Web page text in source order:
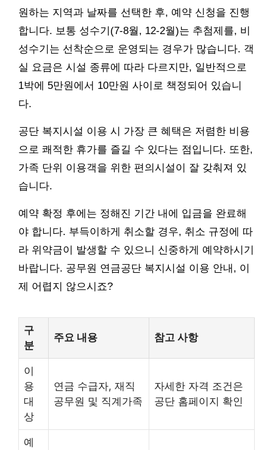
원하는 지역과 날짜를 선택한 후, 예약 신청을 진행
합니다. 보통 성수기(7-8월, 12-2월)는 추첨제를, 비
성수기는 선착순으로 운영되는 경우가 많습니다. 객
실 요금은 시설 종류에 따라 다르지만, 일반적으로
1박에 5만원에서 10만원 사이로 책정되어 있습니
다.
공단 복지시설 이용 시 가장 큰 혜택은 저렴한 비용
으로 쾌적한 휴가를 즐길 수 있다는 점입니다. 또한,
가족 단위 이용객을 위한 편의시설이 잘 갖춰져 있
습니다.
예약 확정 후에는 정해진 기간 내에 입금을 완료해
야 합니다. 부득이하게 취소할 경우, 취소 규정에 따
라 위약금이 발생할 수 있으니 신중하게 예약하시기
바랍니다. 공무원 연금공단 복지시설 이용 안내, 이
제 어렵지 않으시죠?
구
분
주요 내용 참고 사항
이
용
대
상
연금 수급자, 재직
공무원 및 직계가족
자세한 자격 조건은
공단 홈페이지 확인
예